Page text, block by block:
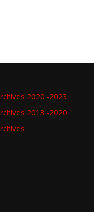
2020 -2023
2013 -2020